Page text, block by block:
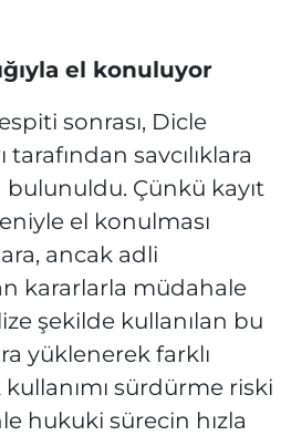
el konuluyor
sonrası, Dicle
savcılıklara
Çünkü kayıt
el konulması
ancak adli
kararlarla müdahale
şekilde kullanılan bu
yüklenerek farklı
sürdürme riski
hukuki sürecin hızla